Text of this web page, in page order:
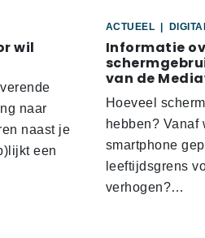
wil
naar
naast je
een
ACTUEEL
Informatie
van de
Hoeveel
hebben?
smartphone
leeftijdsgrens
verhogen?…